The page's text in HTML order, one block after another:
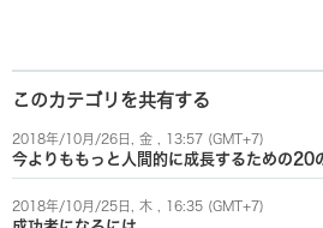
このカテゴリを共有する
2018年/10月/26日, 金 , 13:57 (GMT+7)
今よりももっと人間的に成長するための20
2018年/10月/25日, 木 , 16:35 (GMT+7)